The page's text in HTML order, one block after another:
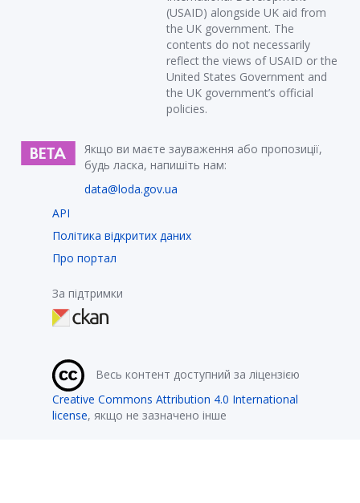
(USAID) alongside UK aid from
the UK government. The
contents do not necessarily
reflect the views of USAID or the
United States Government and
the UK government’s official
policies.
Якщо ви маєте зауваження або пропозиції,
будь ласка, напишіть нам:
data@loda.gov.ua
API
Політика відкритих даних
Про портал
За підтримки
Весь контент доступний за ліцензією
Creative Commons Attribution 4.0 International
license, якщо не зазначено інше